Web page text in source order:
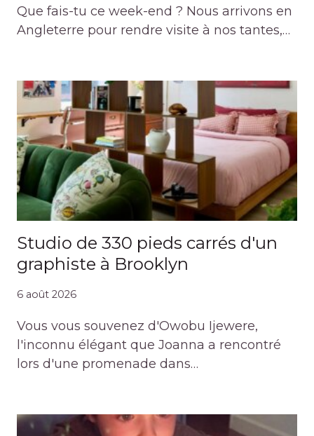
Que fais-tu ce week-end ? Nous arrivons en
Angleterre pour rendre visite à nos tantes,…
Studio de 330 pieds carrés d'un
graphiste à Brooklyn
6 août 2026
Vous vous souvenez d'Owobu Ijewere,
l'inconnu élégant que Joanna a rencontré
lors d'une promenade dans…